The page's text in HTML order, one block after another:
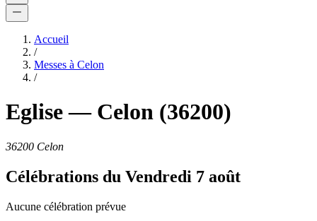
Accueil
/
Messes à Celon
/
Eglise— Celon (36200)
36200 Celon
Célébrations du Vendredi 7 août
Aucune célébration prévue